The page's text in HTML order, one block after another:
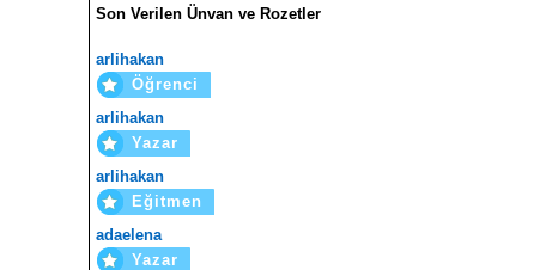
Son Verilen Ünvan ve Rozetler
arlihakan
Öğrenci
arlihakan
Yazar
arlihakan
Eğitmen
adaelena
Yazar